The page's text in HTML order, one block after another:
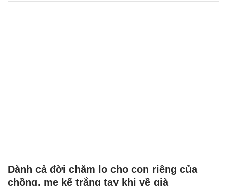
Dành cả đời chăm lo cho con riêng của
chồng, mẹ kế trắng tay khi về già